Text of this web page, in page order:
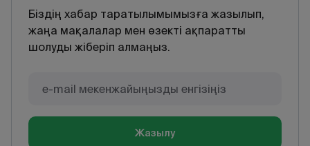
Біздің хабар таратылымымызға жазылып,
жаңа мақалалар мен өзекті ақпаратты
шолуды жіберіп алмаңыз.
Жазылу